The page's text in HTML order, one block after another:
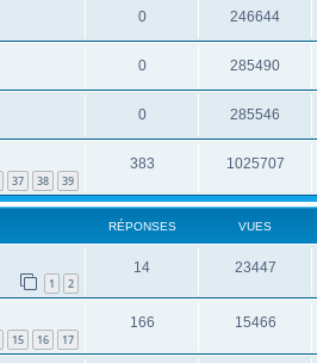
0 246644
0 285490
0 285546
37 38 39
383 1025707
RÉPONSES VUES
1 2
14 23447
15 16 17
166 15466